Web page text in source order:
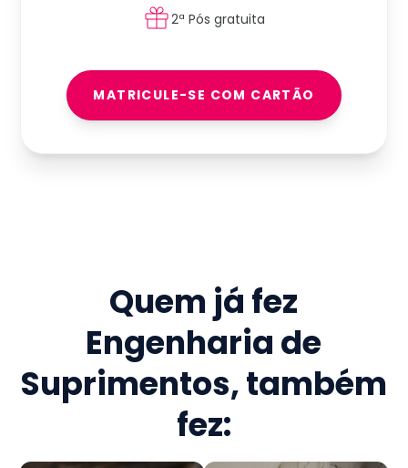
2ª Pós gratuita
MATRICULE-SE COM CARTÃO
Quem já fez
Engenharia de
Suprimentos, também
fez: